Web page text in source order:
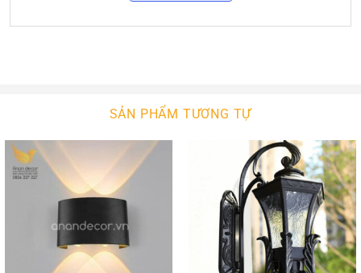
Đặc Điểm Nổi Bật Của Đèn Tường Ngoại Thất
Làm từ chất liệu hợp kim cao cấp, đèn tường đồng
SẢN PHẨM TƯƠNG TỰ